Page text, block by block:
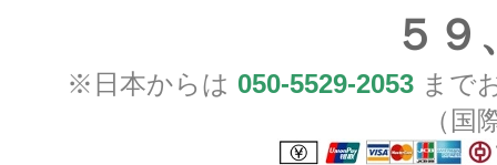
５９
※日本からは 050-5529-2053 まで
（国